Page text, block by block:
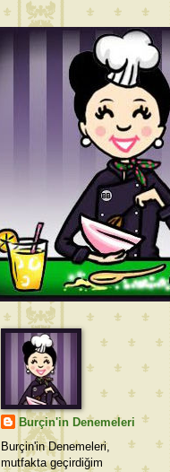
Burçin'in Denemeleri
Burçin'in Denemeleri,
mutfakta geçirdiğim